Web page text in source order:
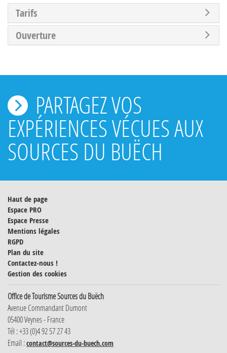
Tarifs
Ouverture
PARTAGEZ VOS
EXPÉRIENCES VÉCUES AUX
SOURCES DU BUËCH
Haut de page
Espace PRO
Espace Presse
Mentions légales
RGPD
Plan du site
Contactez-nous !
Gestion des cookies
Office de Tourisme Sources du Buëch
Avenue Commandant Dumont
05400 Veynes - France
Tél : +33 (0)4 92 57 27 43
Email :contact@sources-du-buech.com